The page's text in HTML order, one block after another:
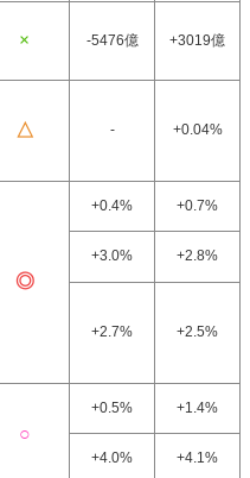
-5476億 +3019億
- +0.04%
+0.4% +0.7%
+3.0% +2.8%
+2.7% +2.5%
+0.5% +1.4%
+4.0% +4.1%